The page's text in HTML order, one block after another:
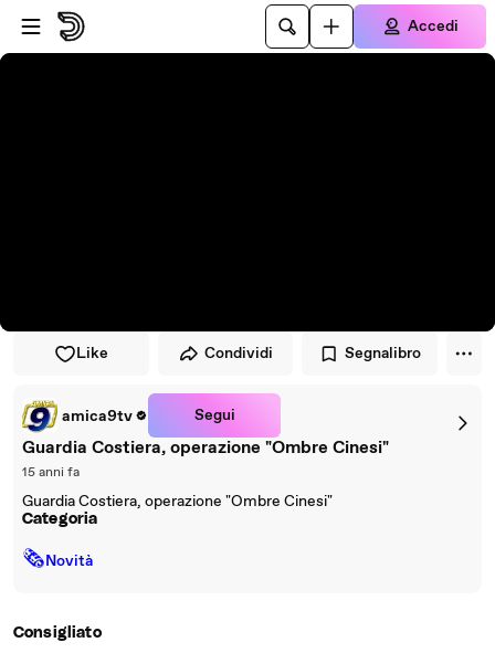
Vai al lettore
Passa al contenuto principale
Accedi
Like Condividi Segnalibro
amica9tv Segui
Guardia Costiera, operazione "Ombre Cinesi"
15 anni fa
Guardia Costiera, operazione "Ombre Cinesi"
Categoria
🗞Novità
Consigliato